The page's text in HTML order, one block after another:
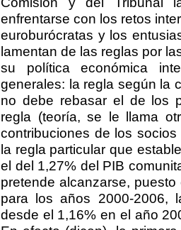
enfrentarse con los retos
euroburócratas y los
lamentan de las reglas por
su política económica
generales: la regla según la
no debe rebasar el de los
regla (teoría, se le llama
contribuciones de los
la regla particular que
el del 1,27% del PIB
pretende alcanzarse,
para los años 2000-2006,
desde el 1,16% en el año